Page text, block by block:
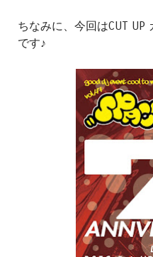
ちなみに、今回はCUT UP
です♪